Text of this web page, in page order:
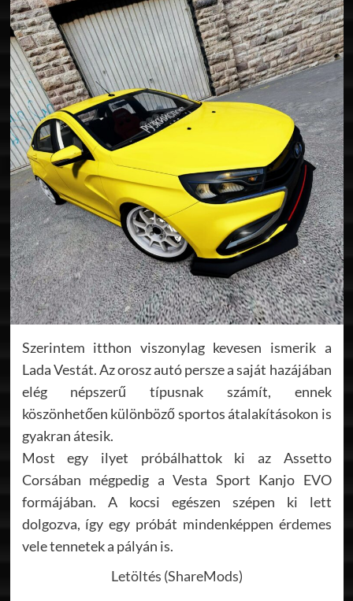
Szerintem itthon viszonylag kevesen ismerik a
Lada Vestát. Az orosz autó persze a saját hazájában
elég népszerű típusnak számít, ennek
köszönhetően különböző sportos átalakításokon is
gyakran átesik.
Most egy ilyet próbálhattok ki az Assetto
Corsában mégpedig a Vesta Sport Kanjo EVO
formájában. A kocsi egészen szépen ki lett
dolgozva, így egy próbát mindenképpen érdemes
vele tennetek a pályán is.
Letöltés (ShareMods)